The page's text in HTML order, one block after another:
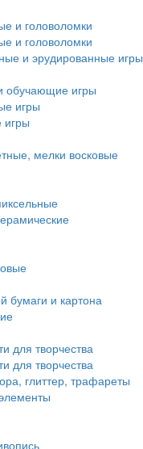
и головоломки
и головоломки
и эрудированные игры
обучающие игры
игры
игры
мелки восковые
бумаги и картона
для творчества
для творчества
глиттер, трафареты